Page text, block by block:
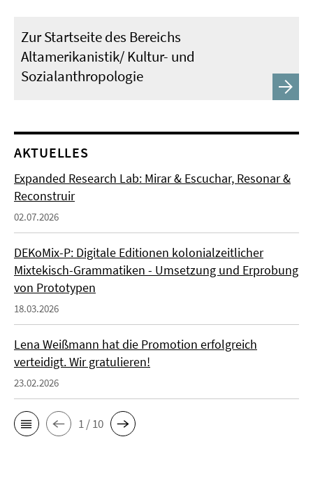
Zur Startseite des Bereichs
Altamerikanistik/ Kultur- und
Sozialanthropologie
AKTUELLES
Expanded Research Lab: Mirar & Escuchar, Resonar &
Reconstruir
02.07.2026
DEKoMix-P: Digitale Editionen kolonialzeitlicher
Mixtekisch-Grammatiken - Umsetzung und Erprobung
von Prototypen
18.03.2026
Lena Weißmann hat die Promotion erfolgreich
verteidigt. Wir gratulieren!
23.02.2026
1 / 10